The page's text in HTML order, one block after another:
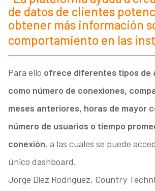
de datos de clientes
obtener más información
comportamiento en las
Para ello ofrece diferentes tipos de
como número de conexiones,
meses anteriores, horas de mayor
número de usuarios o tiempo
conexión, a las cuales se puede
único dashboard.
Jorge Díez Rodríguez, Country